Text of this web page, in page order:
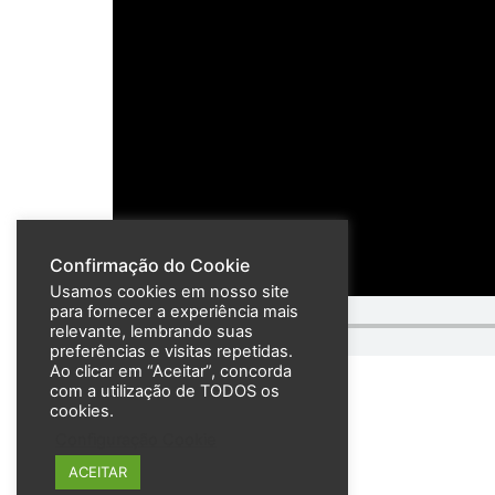
Confirmação do Cookie
Usamos cookies em nosso site
para fornecer a experiência mais
relevante, lembrando suas
preferências e visitas repetidas.
Ao clicar em “Aceitar”, concorda
com a utilização de TODOS os
cookies.
ACEITAR